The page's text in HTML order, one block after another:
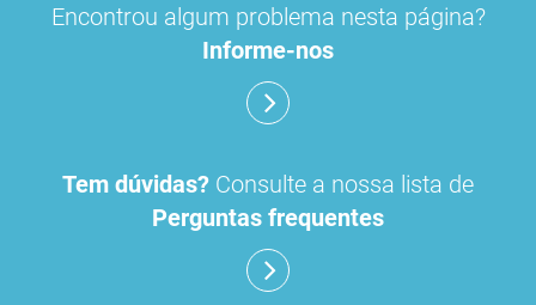
Encontrou algum problema nesta página?
Informe-nos
Tem dúvidas? Consulte a nossa lista de
Perguntas frequentes